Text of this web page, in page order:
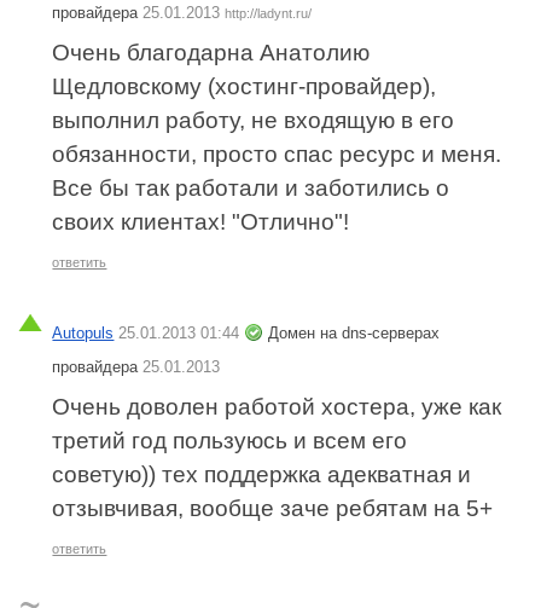
провайдера 25.01.2013 http://ladynt.ru/
Очень благодарна Анатолию
Щедловскому (хостинг-провайдер),
выполнил работу, не входящую в его
обязанности, просто спас ресурс и меня.
Все бы так работали и заботились о
своих клиентах! "Отлично"!
ответить
Autopuls 25.01.2013 01:44
Домен на dns-серверах
провайдера 25.01.2013
Очень доволен работой хостера, уже как
третий год пользуюсь и всем его
советую)) тех поддержка адекватная и
отзывчивая, вообще заче ребятам на 5+
ответить